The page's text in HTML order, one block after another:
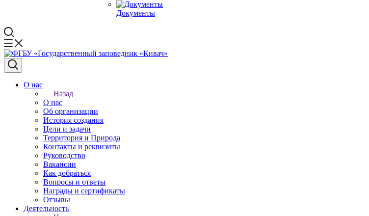
Документы
О нас
Назад
О нас
Об организации
История создания
Цели и задачи
Территория и Природа
Контакты и реквизиты
Руководство
Вакансии
Как добраться
Вопросы и ответы
Награды и сертификаты
Отзывы
Деятельность